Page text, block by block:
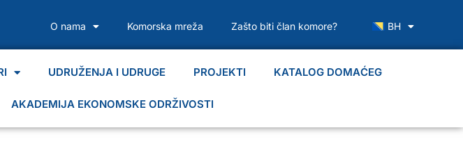
O nama Komorska mreža Zašto biti član komore? BH
UDRUŽENJA I UDRUGE PROJEKTI KATALOG DOMAĆEG
AKADEMIJA EKONOMSKE ODRŽIVOSTI